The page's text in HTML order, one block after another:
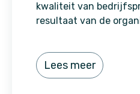
kwaliteit van
resultaat van de
Lees meer